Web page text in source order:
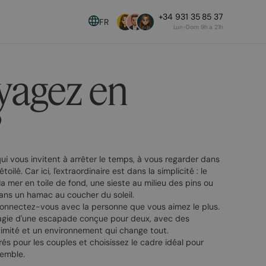
FR +34 931 35 85 37
Lun-Dom 9h a 21h
en
vous invitent à arrêter le temps, à vous regarder dans
Car ici, l'extraordinaire est dans la simplicité : le
mer en toile de fond, une sieste au milieu des pins ou
un hamac au coucher du soleil.
vous avec la personne que vous aimez le plus.
d'une escapade conçue pour deux, avec des
et un environnement qui change tout.
pour les couples et choisissez le cadre idéal pour